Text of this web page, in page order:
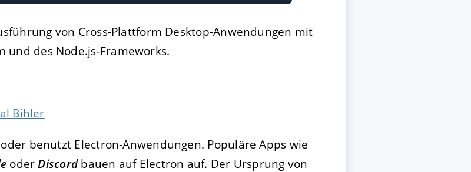
von Cross-Plattform Desktop-Anwendungen mit
und des Node.js-Frameworks.
Bihler
benutzt Electron-Anwendungen. Populäre Apps wie
oderDiscordbauen auf Electron auf. Der Ursprung von